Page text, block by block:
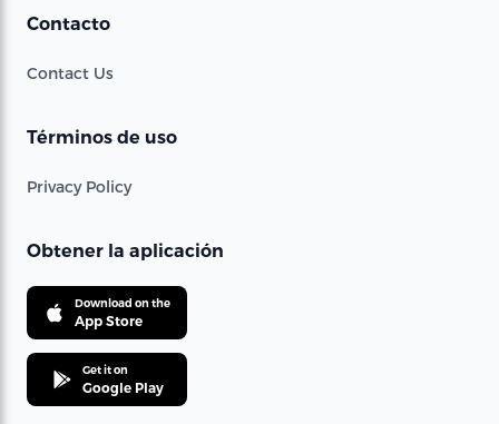
Contacto
Contact Us
Términos de uso
Privacy Policy
Obtener la aplicación
Download on the
App Store
Get it on
Google Play